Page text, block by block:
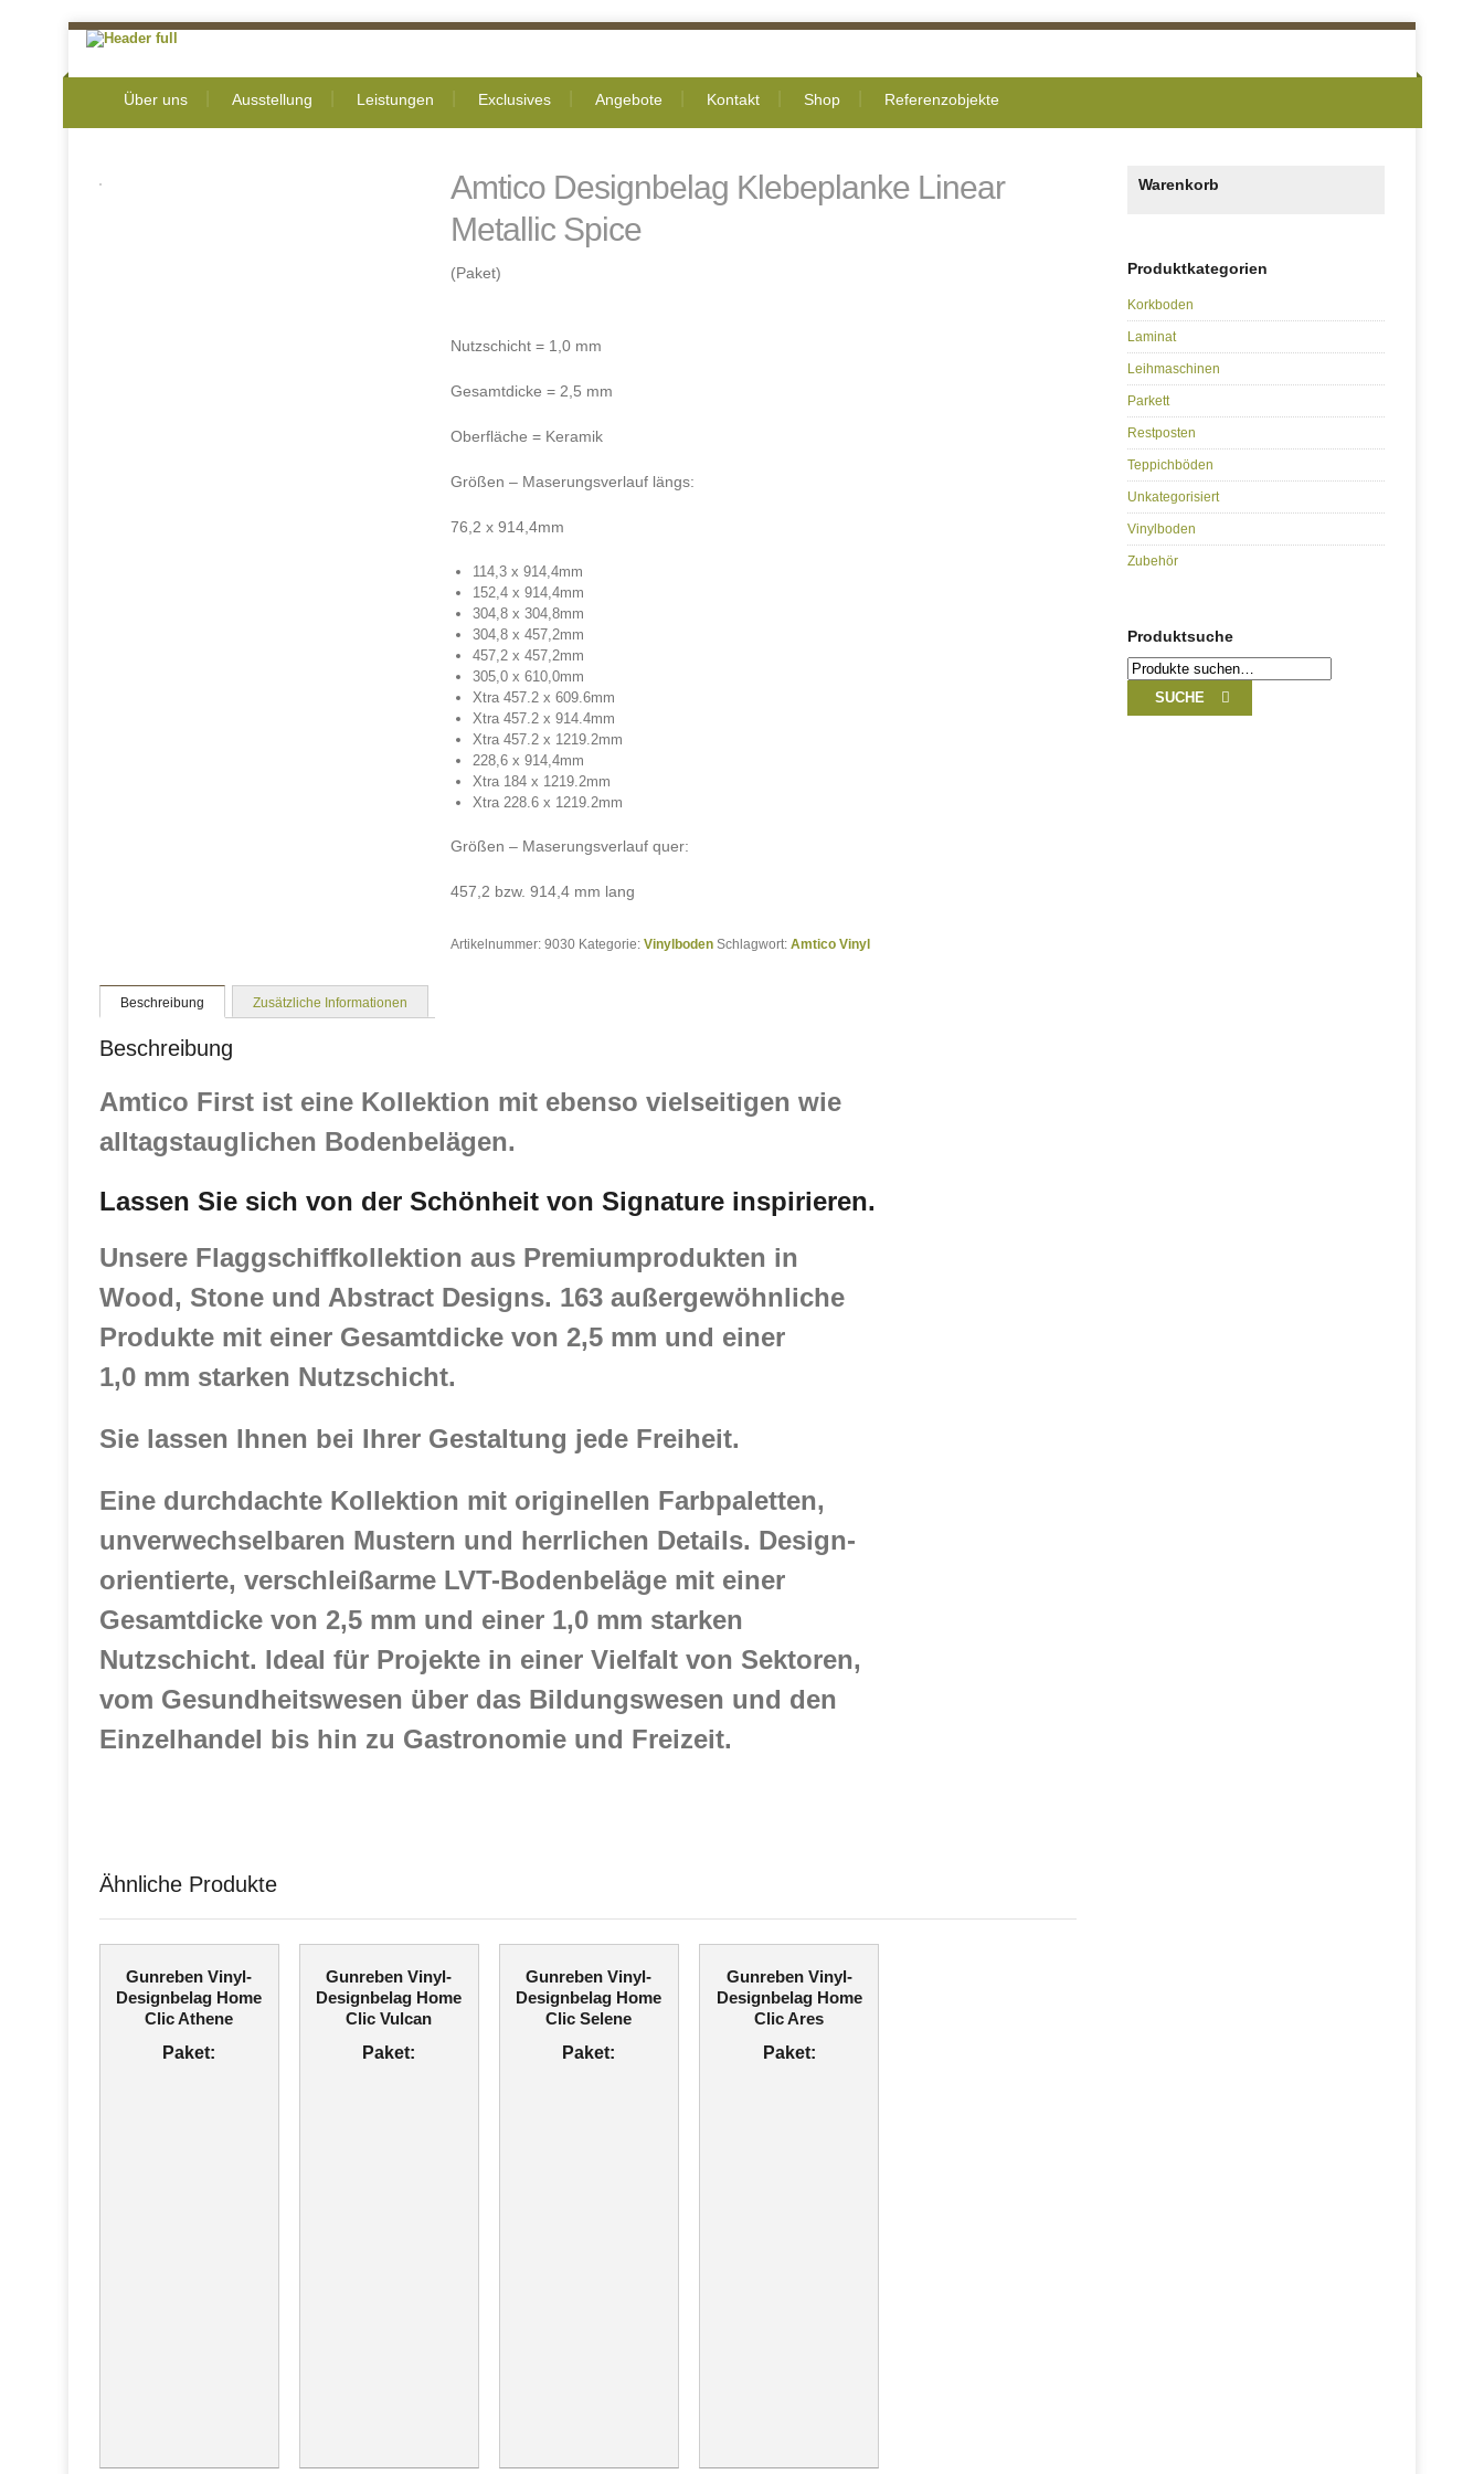
Über uns Ausstellung Leistungen Exclusives Angebote Kontakt Shop Referenzobjekte
Amtico Designbelag Klebeplanke Linear
Metallic Spice
(Paket)
Nutzschicht = 1,0 mm
Gesamtdicke = 2,5 mm
Oberfläche = Keramik
Größen – Maserungsverlauf längs:
76,2 x 914,4mm
114,3 x 914,4mm
152,4 x 914,4mm
304,8 x 304,8mm
304,8 x 457,2mm
457,2 x 457,2mm
305,0 x 610,0mm
Xtra 457.2 x 609.6mm
Xtra 457.2 x 914.4mm
Xtra 457.2 x 1219.2mm
228,6 x 914,4mm
Xtra 184 x 1219.2mm
Xtra 228.6 x 1219.2mm
Größen – Maserungsverlauf quer:
457,2 bzw. 914,4 mm lang
Artikelnummer:9030 Kategorie:Vinylboden Schlagwort:Amtico Vinyl
Beschreibung Zusätzliche Informationen
Beschreibung
Amtico First ist eine Kollektion mit ebenso vielseitigen wie
alltagstauglichen Bodenbelägen.
Lassen Sie sich von der Schönheit von Signature inspirieren.
Unsere Flaggschiffkollektion aus Premiumprodukten in
Wood, Stone und Abstract Designs. 163 außergewöhnliche
Produkte mit einer Gesamtdicke von 2,5 mm und einer
1,0 mm starken Nutzschicht.
Sie lassen Ihnen bei Ihrer Gestaltung jede Freiheit.
Eine durchdachte Kollektion mit originellen Farbpaletten,
unverwechselbaren Mustern und herrlichen Details. Design-
orientierte, verschleißarme LVT-Bodenbeläge mit einer
Gesamtdicke von 2,5 mm und einer 1,0 mm starken
Nutzschicht. Ideal für Projekte in einer Vielfalt von Sektoren,
vom Gesundheitswesen über das Bildungswesen und den
Einzelhandel bis hin zu Gastronomie und Freizeit.
Ähnliche Produkte
Gunreben Vinyl-
Designbelag Home
Clic Athene
Paket:
Gunreben Vinyl-
Designbelag Home
Clic Vulcan
Paket:
Gunreben Vinyl-
Designbelag Home
Clic Selene
Paket:
Gunreben Vinyl-
Designbelag Home
Clic Ares
Paket:
Warenkorb
Produktkategorien
Korkboden
Laminat
Leihmaschinen
Parkett
Restposten
Teppichböden
Unkategorisiert
Vinylboden
Zubehör
Produktsuche
Suche
nach:
SUCHE